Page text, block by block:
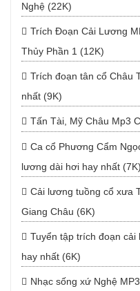
Nghệ (22K)
Trích Đoạn Cải Lương
Thủy Phần 1 (12K)
Trích đoạn tân cổ Châu
nhất (9K)
Tấn Tài, Mỹ Châu Mp3
Ca cổ Phương Cẩm
lương dài hơi hay nhất (7K)
Cải lương tuồng cổ xưa
Giang Châu (6K)
Tuyển tập trích đoạn
hay nhất (6K)
Nhạc sống xứ Nghệ